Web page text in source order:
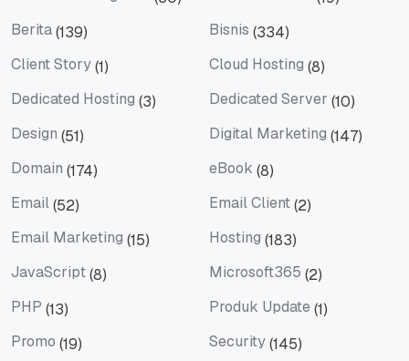
Berita(139) Bisnis (334)
Client Story(1) Cloud Hosting (8)
Dedicated Hosting (3) Dedicated Server (10)
Design (51) Digital Marketing (147)
Domain (174) eBook (8)
Email(52) Email Client(2)
Email Marketing (15) Hosting (183)
JavaScript(8) Microsoft365 (2)
PHP (13) Produk Update (1)
Promo (19) Security(145)